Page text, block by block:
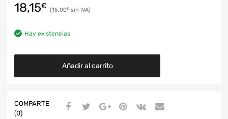
18,15€ 15,00€
Hay existencias
Añadir al carrito
COMPARTE
(0)